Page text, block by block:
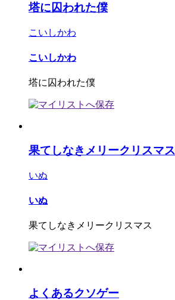
塔に囚われた僕
こいしかわ
こいしかわ
塔に囚われた僕
果てしなきメリークリスマス
いぬ
いぬ
果てしなきメリークリスマス
よくあるクソゲー